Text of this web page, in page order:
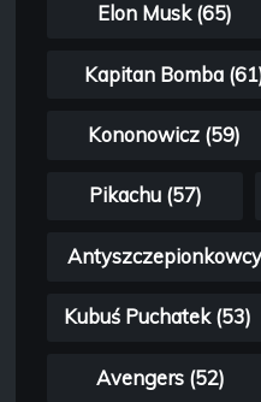
Elon Musk (65)
Kapitan Bomba
Kononowicz (59)
Pikachu (57)
Kubuś Puchatek (53)
Avengers (52)